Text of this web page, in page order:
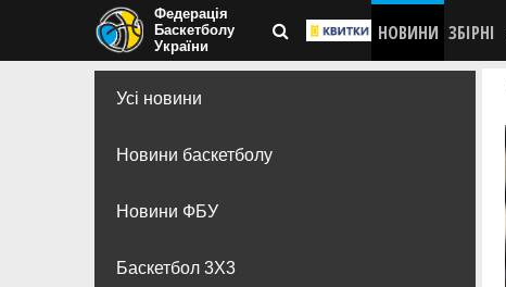
Федерація
Баскетболу
України
НОВИНИ ЗБІРНІ
Усі новини
Новини баскетболу
Новини ФБУ
Баскетбол 3Х3